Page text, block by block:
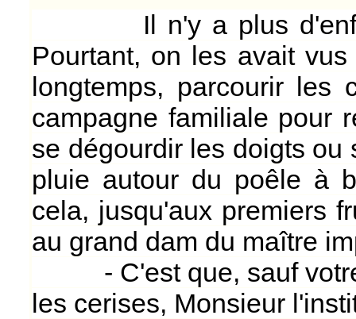
Il n'y a plus
Pourtant, on les avait
longtemps, parcourir les
campagne familiale pour
se dégourdir les doigts
pluie autour du poêle à
cela, jusqu'aux premiers
au grand dam du maître
- C'est que, sauf votre
les cerises, Monsieur